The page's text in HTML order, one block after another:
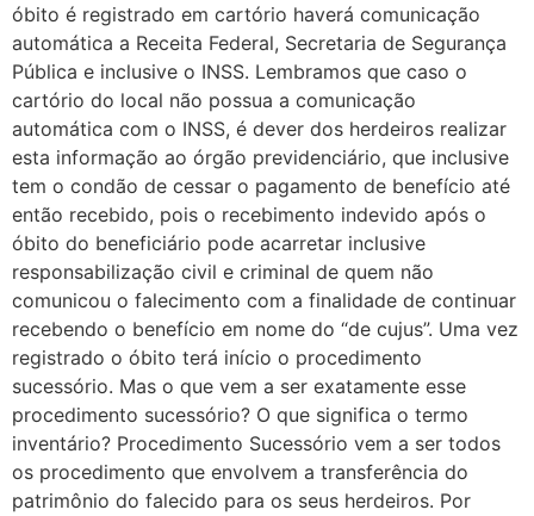
óbito é registrado em cartório haverá comunicação
automática a Receita Federal, Secretaria de Segurança
Pública e inclusive o INSS. Lembramos que caso o
cartório do local não possua a comunicação
automática com o INSS, é dever dos herdeiros realizar
esta informação ao órgão previdenciário, que inclusive
tem o condão de cessar o pagamento de benefício até
então recebido, pois o recebimento indevido após o
óbito do beneficiário pode acarretar inclusive
responsabilização civil e criminal de quem não
comunicou o falecimento com a finalidade de continuar
recebendo o benefício em nome do “de cujus”. Uma vez
registrado o óbito terá início o procedimento
sucessório. Mas o que vem a ser exatamente esse
procedimento sucessório? O que significa o termo
inventário? Procedimento Sucessório vem a ser todos
os procedimento que envolvem a transferência do
patrimônio do falecido para os seus herdeiros. Por